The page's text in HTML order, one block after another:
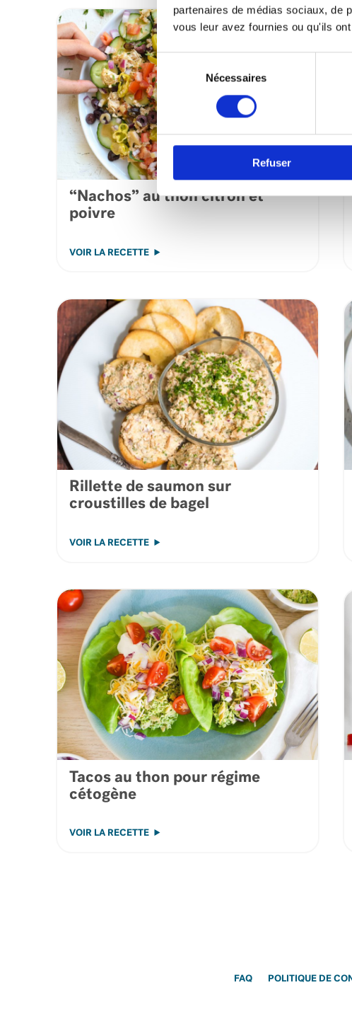
partenaires de médias sociaux, de
vous leur avez fournies ou qu'ils
Sélection
du
consentement
Nécessaires
Refuser
“Nachos” au thon citron et
poivre
VOIR LA RECETTE
Rillette de saumon sur
croustilles de bagel
VOIR LA RECETTE
Tacos au thon pour régime
cétogène
VOIR LA RECETTE
FAQ POLITIQUE DE